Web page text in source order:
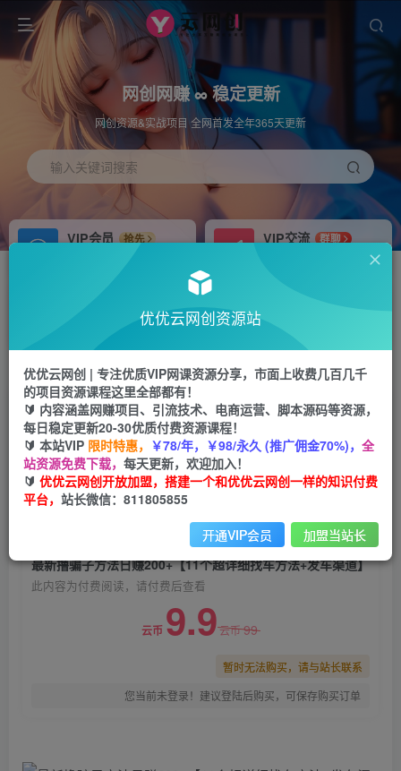
网创网赚 ∞ 稳定更新
网创资源&实战项目 全网首发全年365天更新
输入关键词搜索
VIP会员
抢先
免费下载全站资源
VIP交流
群聊
研究探讨更多创业项目路子。
站长V：hu91275
推荐
首页 冒泡网 正文
最新撸骗子方法日赚200+【11个超详细找车方法
+发车渠道】
优优云网创
2年前发布
关注 私信
最新撸骗子方法日赚200+【11个超详细找车方法+发车渠道】
此内容为付费阅读，请付费后查看
云币 9.9云币99
暂时无法购买，请与站长联系
您当前未登录！建议登陆后购买，可保存购买订单
优优云网创资源站
优优云网创 | 专注优质VIP网课资源分享，市面上收费几百几千
的项目资源课程这里全部都有！
🔰 内容涵盖网赚项目、引流技术、电商运营、脚本源码等资源，
每日稳定更新20-30优质付费资源课程！
🔰 本站VIP 限时特惠， ￥78/年，￥98/永久 (推广佣金70%)， 全
站资源免费下载， 每天更新，欢迎加入！
🔰 优优云网创开放加盟，搭建一个和优优云网创一样的知识付费
平台， 站长微信：811805855
开通VIP会员 加盟当站长